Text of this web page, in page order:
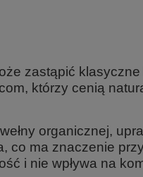
zastąpić
którzy cenią
organicznej,
co ma znaczenie
i nie wpływa na